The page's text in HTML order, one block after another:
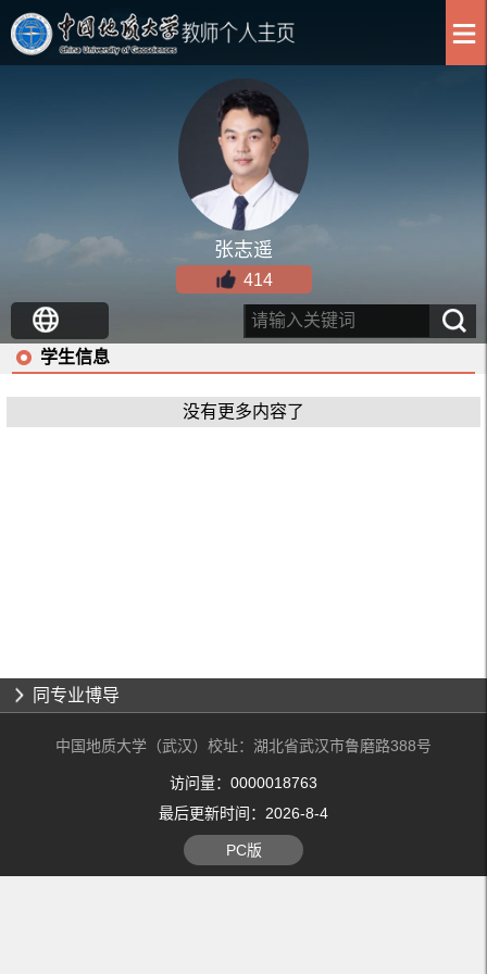
张志遥
414
学生信息
没有更多内容了
同专业博导
中国地质大学（武汉）校址：湖北省武汉市鲁磨路388号
访问量： 0000018763
最后更新时间： 2026-8-4
PC版